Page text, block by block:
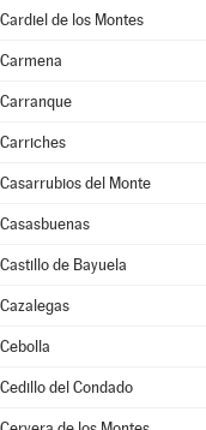
Cardiel de los Montes
Carmena
Carranque
Carriches
Casarrubios del Monte
Casasbuenas
Castillo de Bayuela
Cazalegas
Cebolla
Cedillo del Condado